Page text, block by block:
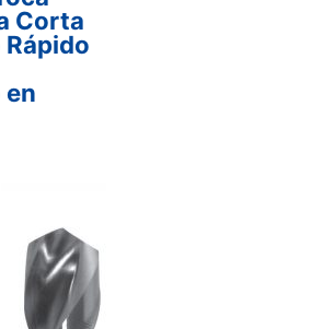
Corta
Rápido
en